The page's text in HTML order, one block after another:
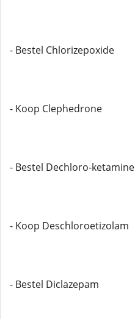
- Bestel Chlorizepoxide
- Koop Clephedrone
- Bestel Dechloro-ketamine
- Koop Deschloroetizolam
- Bestel Diclazepam